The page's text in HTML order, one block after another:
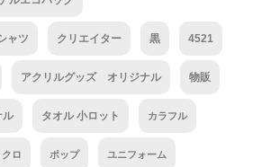
ャツ クリエイター 黒 4521
アクリルグッズ オリジナル 物販
ル タオル 小ロット カラフル
クロ ポップ ユニフォーム